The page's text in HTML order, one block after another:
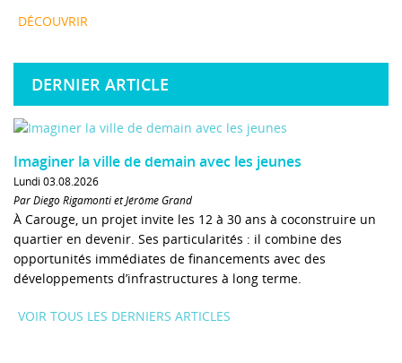
DÉCOUVRIR
DERNIER ARTICLE
Imaginer la ville de demain avec les jeunes
Lundi 03.08.2026
Par Diego Rigamonti et Jérôme Grand
À Carouge, un projet invite les 12 à 30 ans à coconstruire un
quartier en devenir. Ses particularités : il combine des
opportunités immédiates de financements avec des
développements d’infrastructures à long terme.
VOIR TOUS LES DERNIERS ARTICLES